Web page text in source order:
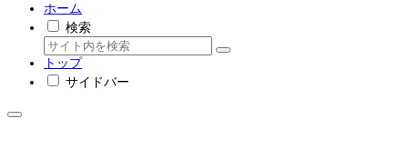
ホーム
検索
トップ
サイドバー